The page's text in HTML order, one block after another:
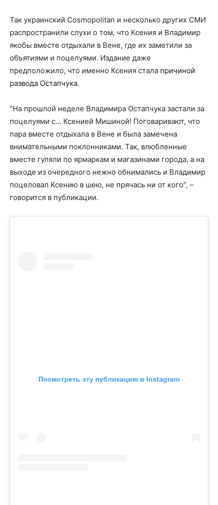
Так украинский Cosmopolitan и несколько других СМИ
распространили слухи о том, что Ксения и Владимир
якобы вместе отдыхали в Вене, где их заметили за
объятиями и поцелуями. Издание даже
предположило, что именно Ксения стала причиной
развода Остапчука.
“На прошлой неделе Владимира Остапчука застали за
поцелуями с… Ксенией Мишиной! Поговаривают, что
пара вместе отдыхала в Вене и была замечена
внимательными поклонниками. Так, влюбленные
вместе гуляли по ярмаркам и магазинами города, а на
выходе из очередного нежно обнимались и Владимир
поцеловал Ксению в шею, не прячась ни от кого”, –
говорится в публикации.
Посмотреть эту публикацию в Instagram